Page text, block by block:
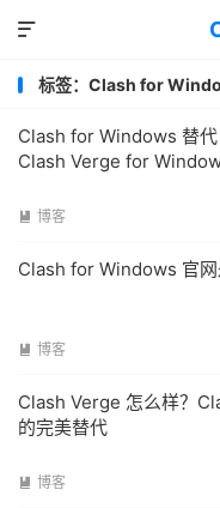

标签：Clash for
Clash for Windows 替代
Clash Verge for
 博客
Clash for Windows 官网
 博客
Clash Verge 怎么样？
的完美替代
 博客